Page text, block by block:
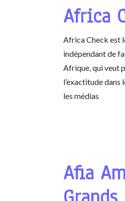
Africa
Africa Check est
indépendant de
Afrique, qui veut
l’exactitude
les médias
Afia